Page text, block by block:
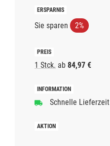
Sie sparen 2%
1 Stck. ab 84,97 €
Schnelle Lieferzeit